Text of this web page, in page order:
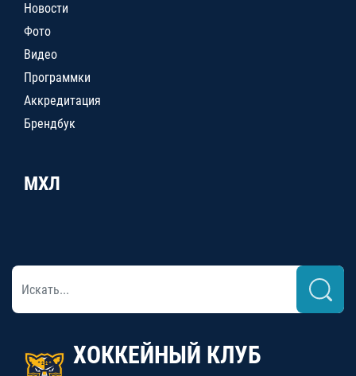
Новости
Фото
Видео
Программки
Аккредитация
Брендбук
МХЛ
ХОККЕЙНЫЙ КЛУБ